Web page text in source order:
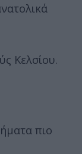
Κελσίου.
πιο